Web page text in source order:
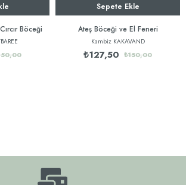
Böceği
Sepete Ekle
Ateş Böceği ve El Feneri
Kambiz KAKAVAND
₺127,50 ₺150,00